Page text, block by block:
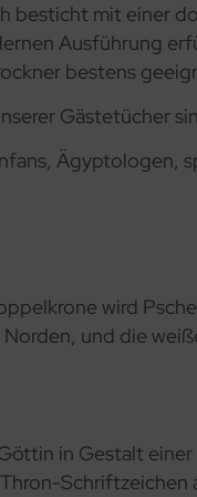
besticht mit einer
Ausführung
bestens
Gästetücher
Ägyptologen,
wird
und die
in Gestalt